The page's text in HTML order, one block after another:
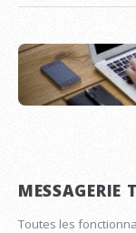
MESSAGERIE
Toutes les